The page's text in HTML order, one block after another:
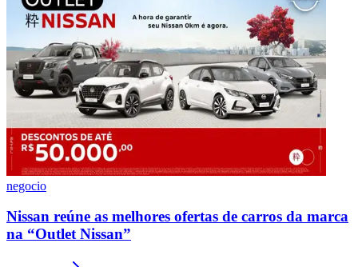
Santos
negocio
Nissan reúne as melhores ofertas de carros da marca
na “Outlet Nissan”